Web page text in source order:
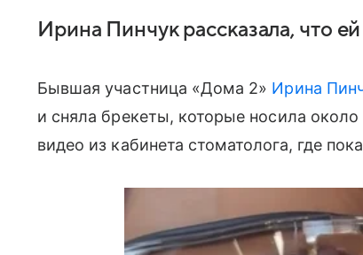
Ирина Пинчук рассказала, что
Бывшая участница «Дома 2» Ирина
и сняла брекеты, которые носила
видео из кабинета стоматолога, где